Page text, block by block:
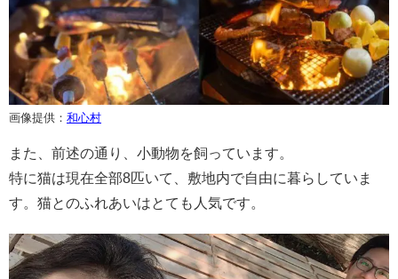
画像提供： 和心村
また、前述の通り、小動物を飼っています。
特に猫は現在全部8匹いて、敷地内で自由に暮らしていま
す。猫とのふれあいはとても人気です。